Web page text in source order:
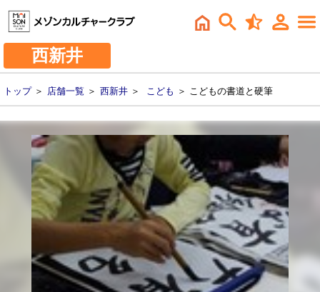
西新井
トップ＞ 店舗一覧 ＞ 西新井 ＞ こども ＞ こどもの書道と硬筆